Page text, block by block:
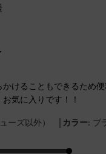
けることもできるため
気に入りです！！
ーズ以外） | カラー: ブ